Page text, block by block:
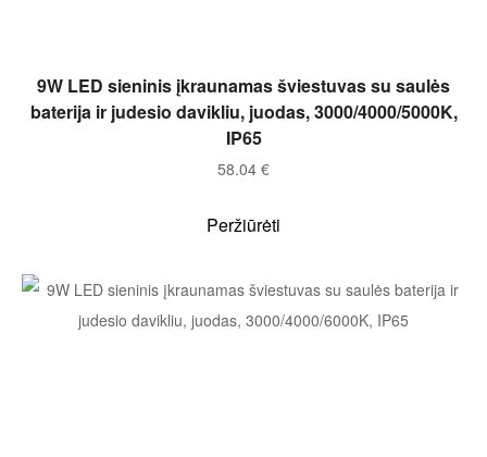
Į KREPŠELĮ
9W LED sieninis įkraunamas šviestuvas su saulės
baterija ir judesio davikliu, juodas, 3000/4000/5000K,
IP65
58.04 €
Peržiūrėti